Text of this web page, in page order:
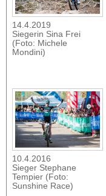
14.4.2019
Siegerin Sina Frei
(Foto: Michele
Mondini)
10.4.2016
Sieger Stephane
Tempier (Foto:
Sunshine Race)